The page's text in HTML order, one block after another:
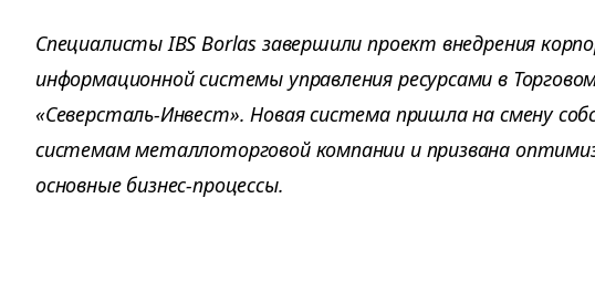
Специалисты IBS Borlas завершили проект внедрения
информационной системы управления ресурсами в
«Северсталь-Инвест». Новая система пришла на смену
системам металлоторговой компании и призвана
основные бизнес-процессы.